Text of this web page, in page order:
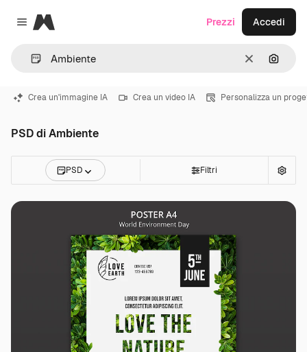
Close menu
Magnific
CancellaCerca
Prezzi Accedi
Crea un'immagine IA Crea un video IA Personalizza un
PSD di Ambiente
PSD Filtri